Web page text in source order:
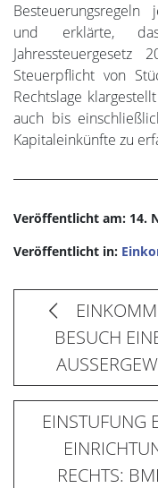
Besteuerungsregeln
und erklärte,
Jahressteuergesetz
Steuerpflicht von
Rechtslage
auch bis
Kapitaleinkünfte zu
Veröffentlicht am: 14.
Veröffentlicht in:
BESUCH
EINSTUFUNG
RECHTS: